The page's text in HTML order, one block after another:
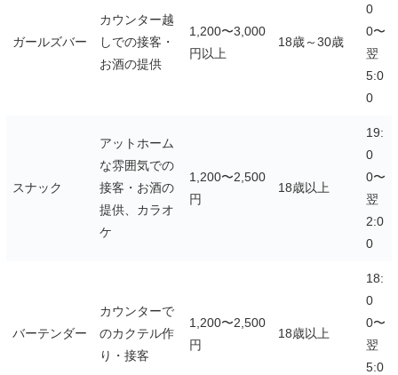
ガールズバー
カウンター越
しでの接客・
お酒の提供
1,200〜3,000
円以上
18歳～30歳
0
0〜
翌
5:0
0
スナック
アットホーム
な雰囲気での
接客・お酒の
提供、カラオ
ケ
1,200〜2,500
円
18歳以上
19:
0
0〜
翌
2:0
0
バーテンダー
カウンターで
のカクテル作
り・接客
1,200〜2,500
円
18歳以上
18:
0
0〜
翌
5:0